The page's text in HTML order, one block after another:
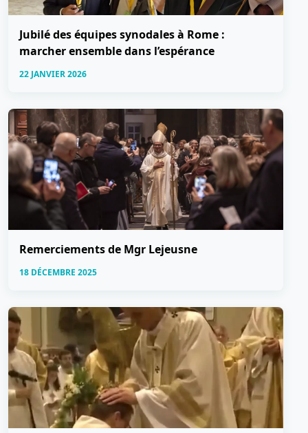
Jubilé des équipes synodales à Rome :
marcher ensemble dans l’espérance
22 JANVIER 2026
Remerciements de Mgr Lejeusne
18 DÉCEMBRE 2025